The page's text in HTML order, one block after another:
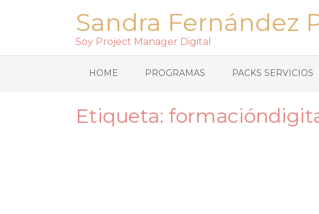
Sandra Fernández
Soy Project Manager Digital
HOME PROGRAMAS PACKS SERVICIOS
Etiqueta: